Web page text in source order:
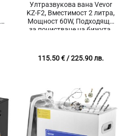
Ултразвукова вана Vevor
KZ-F2, Вместимост 2 литра,
Мощност 60W, Подходяща
за почистване на бижута,
115.50€/ 225.90 лв.